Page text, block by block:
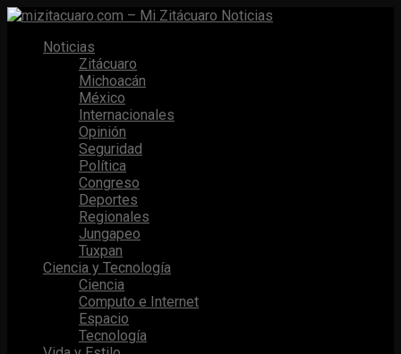
Noticias
Zitácuaro
Michoacán
México
Internacionales
Opinión
Seguridad
Política
Congreso
Deportes
Regionales
Jungapeo
Tuxpan
Ciencia y Tecnología
Ciencia
Computo e Internet
Espacio
Tecnología